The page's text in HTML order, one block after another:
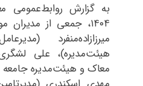
۱۴۰۴، جمعی از
میرزازاده‌منفرد
هیئت‌مدیره)، علی
معاک و هیئت‌مدیره